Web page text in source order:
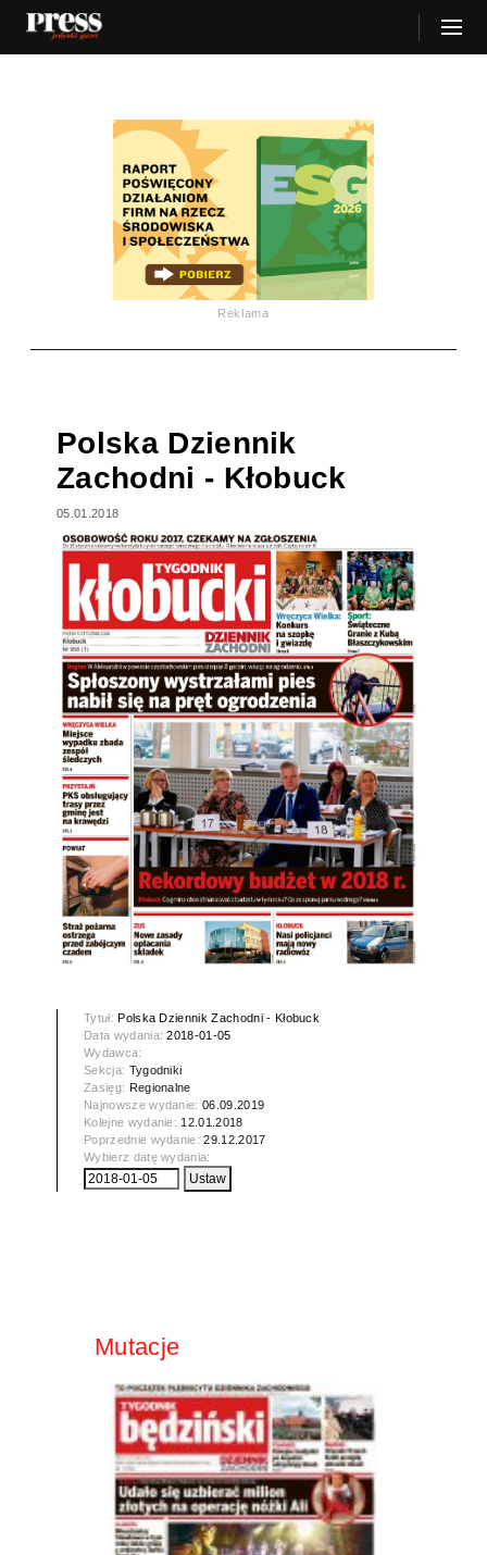
Reklama
Polska Dziennik
Zachodni - Kłobuck
05.01.2018
Tytuł:Polska Dziennik Zachodni - Kłobuck
Data wydania:2018-01-05
Wydawca:
Sekcja: Tygodniki
Zasięg: Regionalne
Najnowsze wydanie:06.09.2019
Kolejne wydanie: 12.01.2018
Poprzednie wydanie:29.12.2017
Wybierz datę wydania:
Mutacje